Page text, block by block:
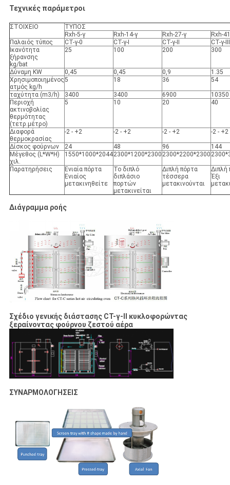
Τεχνικές παράμετροι
ΣΤΟΙΧΕΙΟ
ΤΥΠΟΣ
Rxh-5-γ
Rxh-14-γ Rxh-27-γ
Rxh-
Παλαιός τύπος
CT-γ-0 CT-γ-Ι CT-γ-ΙΙ
CT-γ-ΙΙΙ
Ικανότητα
ξήρανσης
kg/bat
25 100 200 300
Δύναμη KW 0,45 0,45 0,9
1.35
Χρησιμοποιημένος
ατμός kg/h
5 18 36 54
ταχύτητα (m3/h) 3400 3400 6900
10350
Περιοχή
ακτινοβολίας
θερμότητας
(τετρ.μέτρο)
5 10 20 40
Διαφορά
θερμοκρασίας
-2 - +2 -2 - +2 -2 - +2 -2 - +2
Δίσκος φούρνων 24 48 96
144
Μέγεθος (L*W*H)
χιλ.
1550*1000*20442300*1200*2300 2300*2200*2300
Παρατηρήσεις
Ενιαία πόρτα
Ενιαίος
μετακινηθείτε
Το διπλό
διπλάσιο
πορτών
μετακινείται
Διπλή πόρτα
τέσσερα
μετακινούνται
Διπλή
Έξι
Διάγραμμα ροής
Σχέδιο γενικής διάστασης CT-γ-ΙΙ κυκλοφορώντας
ξεραίνοντας φούρνου ζεστού αέρα
ΣΥΝΑΡΜΟΛΟΓΗΣΕΙΣ